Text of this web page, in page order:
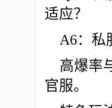
适应？
A6：私
高爆率
官服。